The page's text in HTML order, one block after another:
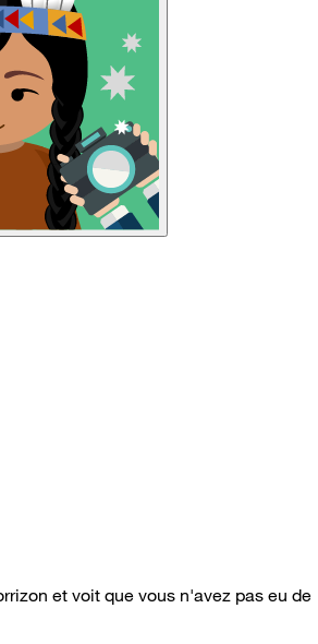
et voit que vous n'avez pas eu de